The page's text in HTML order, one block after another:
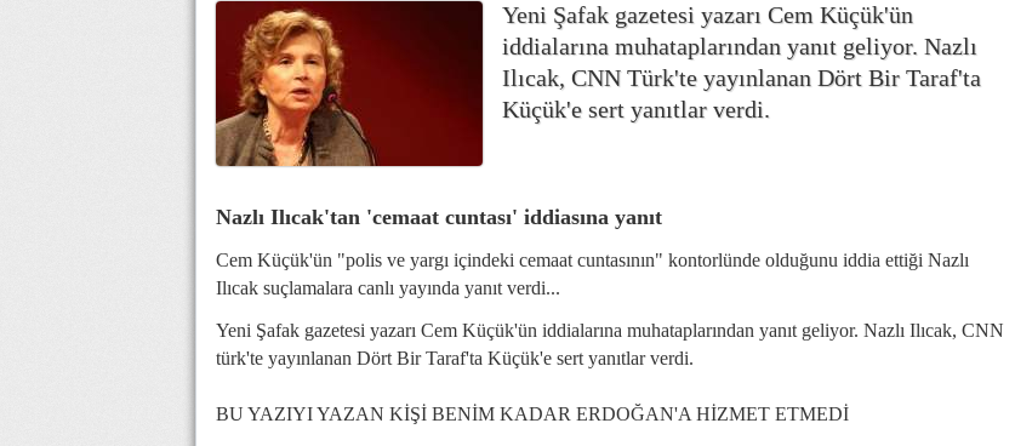
Yeni Şafak gazetesi yazarı Cem Küçük'ün
iddialarına muhataplarından yanıt geliyor. Nazlı
Ilıcak, CNN Türk'te yayınlanan Dört Bir Taraf'ta
Küçük'e sert yanıtlar verdi.
Nazlı Ilıcak'tan 'cemaat cuntası' iddiasına yanıt
Cem Küçük'ün "polis ve yargı içindeki cemaat cuntasının" kontorlünde olduğunu iddia ettiği Nazlı
Ilıcak suçlamalara canlı yayında yanıt verdi...
Yeni Şafak gazetesi yazarı Cem Küçük'ün iddialarına muhataplarından yanıt geliyor. Nazlı Ilıcak, CNN
türk'te yayınlanan Dört Bir Taraf'ta Küçük'e sert yanıtlar verdi.
BU YAZIYI YAZAN KİŞİ BENİM KADAR ERDOĞAN'A HİZMET ETMEDİ